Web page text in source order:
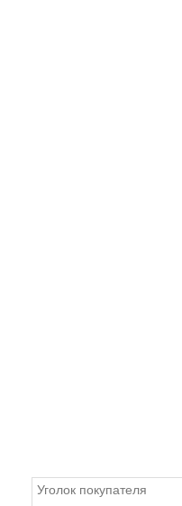
Уголок покупателя